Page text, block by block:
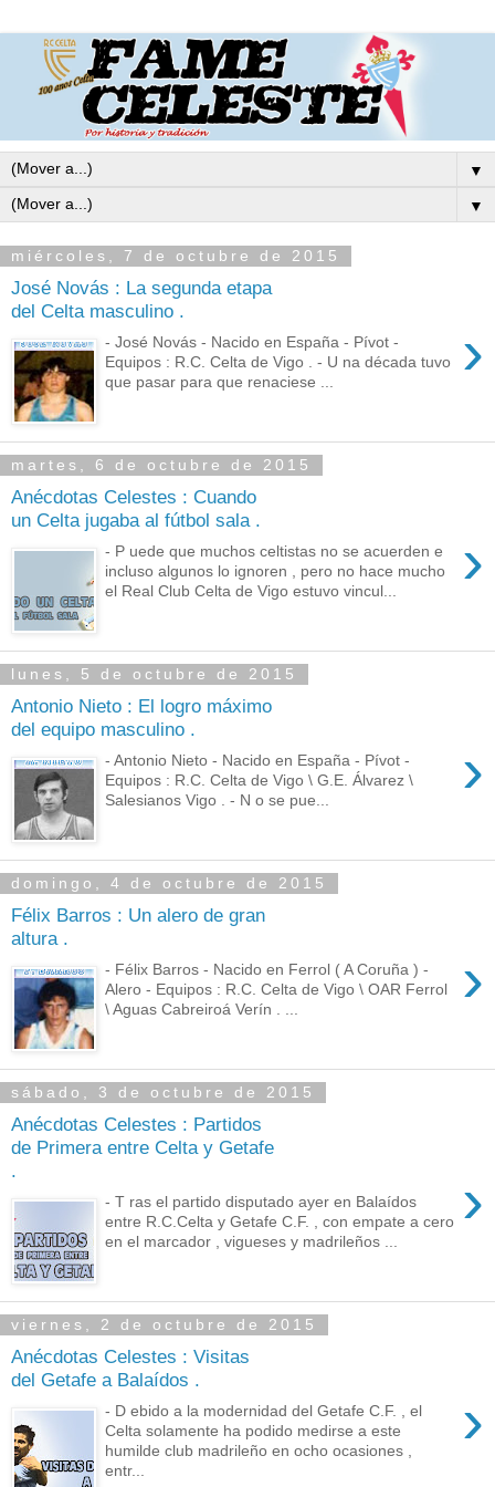
▼
▼
miércoles, 7 de octubre de 2015
José Novás : La segunda etapa
del Celta masculino .
›
- José Novás - Nacido en España - Pívot -
Equipos : R.C. Celta de Vigo . - U na década tuvo
que pasar para que renaciese ...
martes, 6 de octubre de 2015
Anécdotas Celestes : Cuando
un Celta jugaba al fútbol sala .
›
- P uede que muchos celtistas no se acuerden e
incluso algunos lo ignoren , pero no hace mucho
el Real Club Celta de Vigo estuvo vincul...
lunes, 5 de octubre de 2015
Antonio Nieto : El logro máximo
del equipo masculino .
›
- Antonio Nieto - Nacido en España - Pívot -
Equipos : R.C. Celta de Vigo \ G.E. Álvarez \
Salesianos Vigo . - N o se pue...
domingo, 4 de octubre de 2015
Félix Barros : Un alero de gran
altura .
›
- Félix Barros - Nacido en Ferrol ( A Coruña ) -
Alero - Equipos : R.C. Celta de Vigo \ OAR Ferrol
\ Aguas Cabreiroá Verín . ...
sábado, 3 de octubre de 2015
Anécdotas Celestes : Partidos
de Primera entre Celta y Getafe
.
›
- T ras el partido disputado ayer en Balaídos
entre R.C.Celta y Getafe C.F. , con empate a cero
en el marcador , vigueses y madrileños ...
viernes, 2 de octubre de 2015
Anécdotas Celestes : Visitas
del Getafe a Balaídos .
›
- D ebido a la modernidad del Getafe C.F. , el
Celta solamente ha podido medirse a este
humilde club madrileño en ocho ocasiones ,
entr...